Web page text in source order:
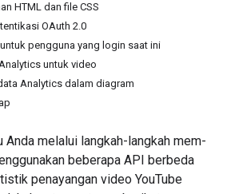
HTML dan file CSS
OAuth 2.0
pengguna yang login saat ini
untuk video
Analytics dalam diagram
Anda melalui langkah-langkah mem-
beberapa API berbeda
penayangan video YouTube